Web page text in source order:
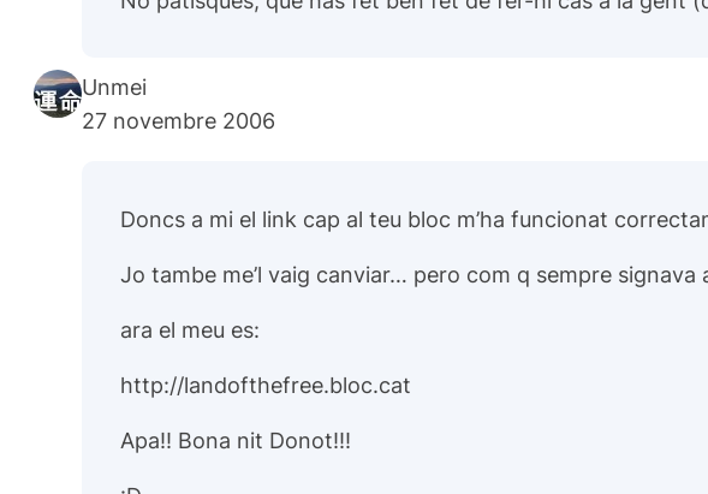
Unmei
27 novembre 2006
Doncs a mi el link cap al teu bloc m’ha funcionat
Jo tambe me’l vaig canviar… pero com q sempre signava
ara el meu es:
http://landofthefree.bloc.cat
Apa!! Bona nit Donot!!!